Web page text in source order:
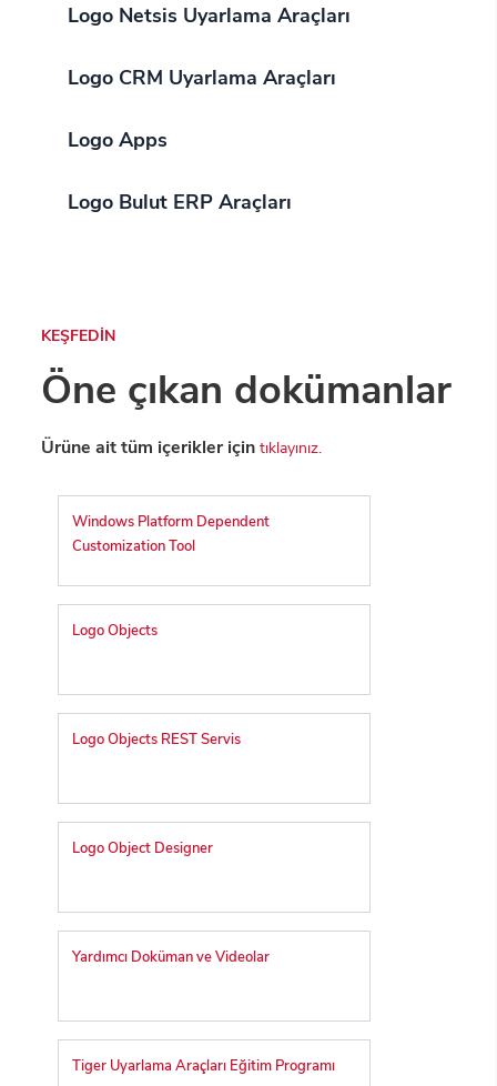
Logo Netsis Uyarlama Araçları
Logo CRM Uyarlama Araçları
Logo Apps
Logo Bulut ERP Araçları
KEŞFEDİN
Öne çıkan dokümanlar
Ürüne ait tüm içerikler içintıklayınız.
Windows Platform Dependent
Customization Tool
Logo Objects
Logo Objects REST Servis
Logo Object Designer
Yardımcı Doküman ve Videolar
Tiger Uyarlama Araçları Eğitim Programı